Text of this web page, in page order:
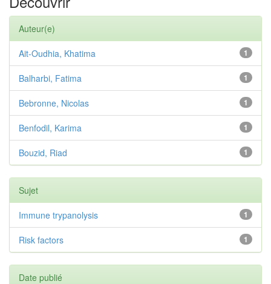
Auteur(e)
1
Ait-Oudhia, Khatima
1
Balharbi, Fatima
1
Bebronne, Nicolas
1
Benfodil, Karima
1
Bouzid, Riad
Sujet
1
Immune trypanolysis
1
Risk factors
Date publié